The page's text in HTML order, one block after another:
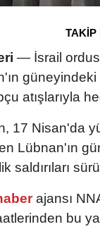
TAKİP
— İsrail
atışlarıyla
17 Nisan'da
Lübnan'ın
saldırıları
ajansı
bu